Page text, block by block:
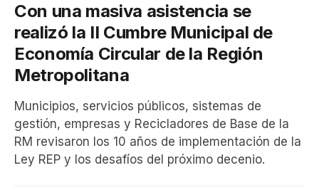
Con una masiva asistencia se
realizó la II Cumbre Municipal de
Economía Circular de la Región
Metropolitana
Municipios, servicios públicos, sistemas de
gestión, empresas y Recicladores de Base de la
RM revisaron los 10 años de implementación de la
Ley REP y los desafíos del próximo decenio.